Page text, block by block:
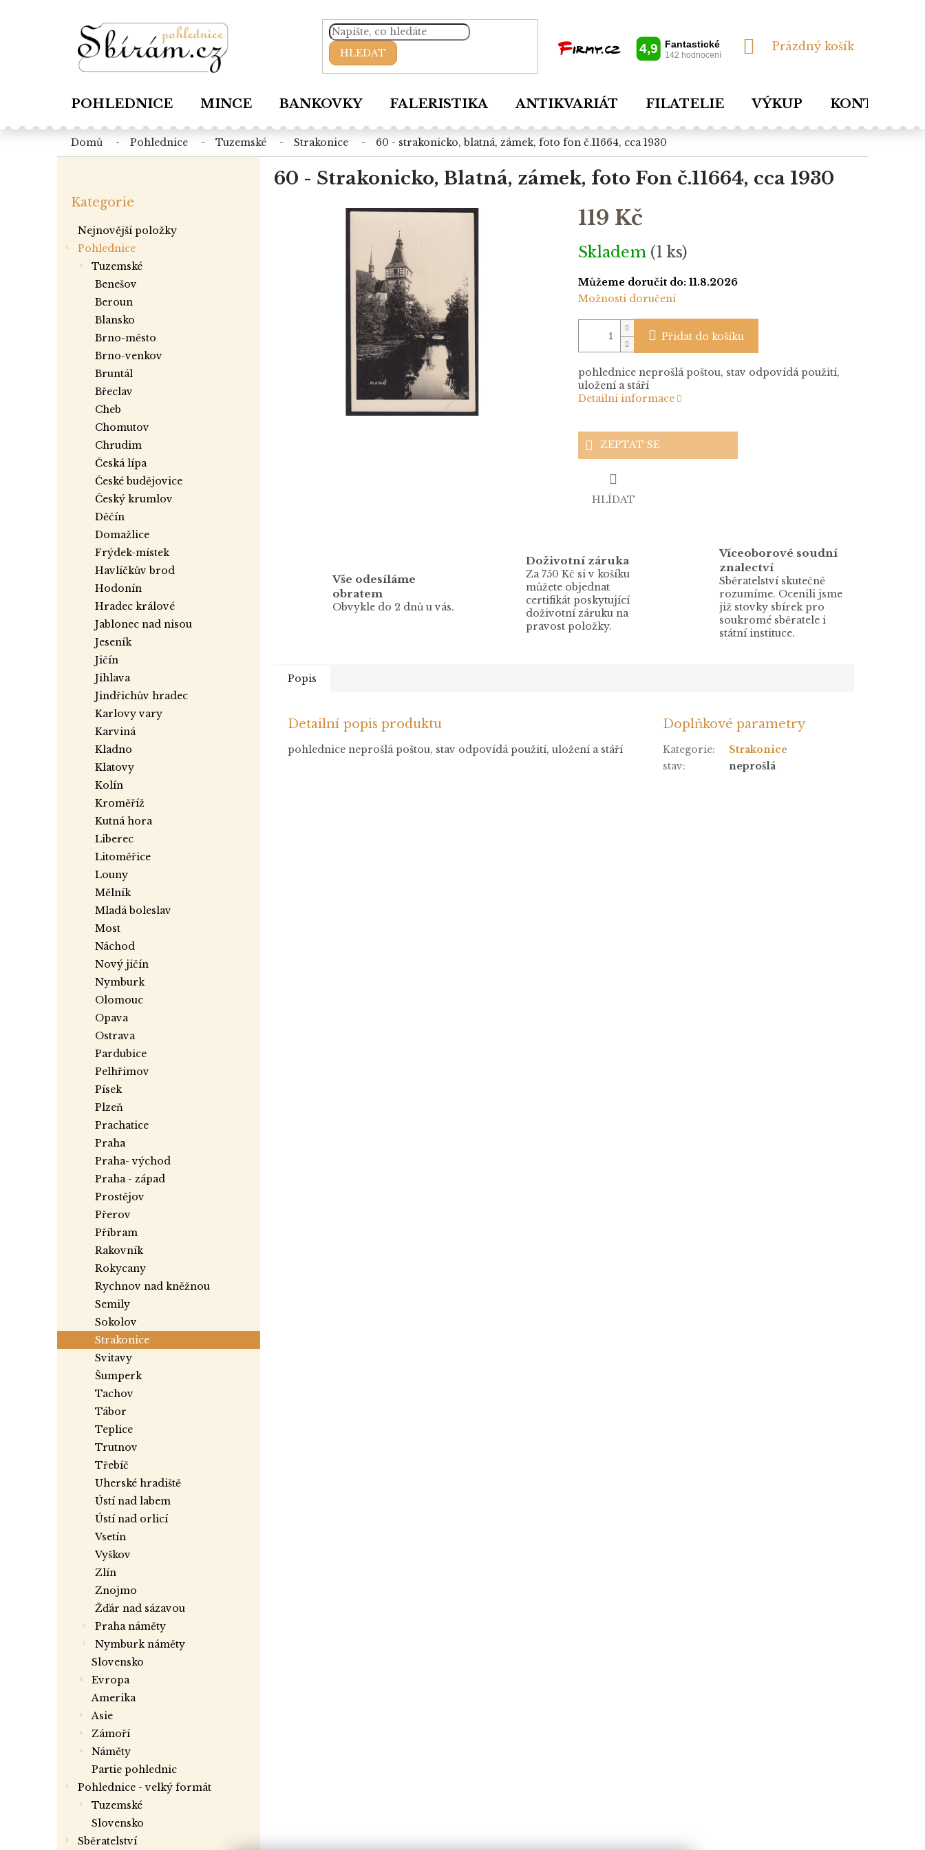
HLEDAT
NÁKUPNÍ
Prázdný košík
POHLEDNICE MINCE BANKOVKY FALERISTIKA ANTIKVARIÁT FILATELIE VÝKUP KONTAKTY
domů pohlednice tuzemské strakonice 60 - strakonicko, blatná, zámek, foto fon č.11664, cca 1930
kategorie
Kategorie
Nejnovější položky
Pohlednice
tuzemské
benešov
beroun
blansko
brno-město
brno-venkov
bruntál
břeclav
cheb
chomutov
chrudim
česká lípa
české budějovice
český krumlov
děčín
domažlice
frýdek-místek
havlíčkův brod
hodonín
hradec králové
jablonec nad nisou
jeseník
jičín
jihlava
jindřichův hradec
karlovy vary
karviná
kladno
klatovy
kolín
kroměříž
kutná hora
liberec
litoměřice
louny
mělník
mladá boleslav
most
náchod
nový jičín
nymburk
olomouc
opava
ostrava
pardubice
pelhřimov
písek
plzeň
prachatice
praha
praha- východ
praha - západ
prostějov
přerov
příbram
rakovník
rokycany
rychnov nad kněžnou
semily
sokolov
strakonice
svitavy
šumperk
tachov
tábor
teplice
trutnov
třebíč
uherské hradiště
ústí nad labem
ústí nad orlicí
vsetín
vyškov
zlín
znojmo
žďár nad sázavou
praha náměty
nymburk náměty
slovensko
evropa
amerika
asie
zámoří
náměty
partie pohlednic
Pohlednice - velký formát
tuzemské
slovensko
Sběratelství
60 - Strakonicko, Blatná, zámek, foto Fon č.11664, cca 1930
119 Kč
Měrná
cena:
Skladem (1 ks)
Můžeme doručit do: 11.8.2026
Možnosti doručení
Přidat do košíku
pohlednice neprošlá poštou, stav odpovídá použití,
uložení a stáří
Detailní informace
ZEPTAT SE
HLÍDAT
Vše odesíláme
obratem
Obvykle do 2 dnů u vás.
Doživotní záruka
Za 750 Kč si v košíku
můžete objednat
certifikát poskytující
doživotní záruku na
pravost položky.
Víceoborové soudní
znalectví
Sběratelství skutečně
rozumíme. Ocenili jsme
již stovky sbírek pro
soukromé sběratele i
státní instituce.
Popis
Detailní popis produktu
pohlednice neprošlá poštou, stav odpovídá použití, uložení a stáří
Doplňkové parametry
Kategorie:
Strakonice
stav: neprošlá